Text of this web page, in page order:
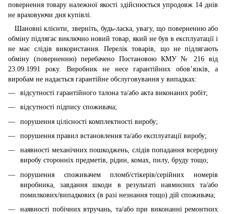
повернення товару належної якості здійснюється упродовж 14 днів
не враховуючи дня купівлі.
Шановні клієнти, зверніть, будь-ласка, увагу, що поверненню або
обміну підлягає виключно новий товар, який не був в експлуатації і
не має слідів використання. Перелік товарів, що не підлягають
обміну (поверненню) перебачено Постановою КМУ № 216 від
23.09.1991 року. Виробник не несе гарантійних обов’язків, а
виробам не надається гарантійне обслуговування у випадках:
відсутності гарантійного талона та/або акта виконаних робіт;
відсутності підпису споживача;
порушення цілісності комплектності виробу;
порушення правил встановлення та/або експлуатації виробу;
наявності механічних пошкоджень, слідів попадання всередину
виробу сторонніх предметів, рідин, комах, пилу, бруду тощо;
порушення споживачем пломб/стікерів/серійних номерів
виробника, завдання шкоди в результаті навмисних та/або
помилкових/випадкових (в разі незнання тощо) дій споживача;
наявності побічних втручань, та/або при виконанні ремонтних